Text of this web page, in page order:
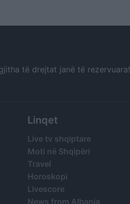
të drejtat janë të rezervuara!
Linqet
Live tv shqiptare
Moti në Shqipëri
Travel
Horoskopi
Livescore
News from Albania